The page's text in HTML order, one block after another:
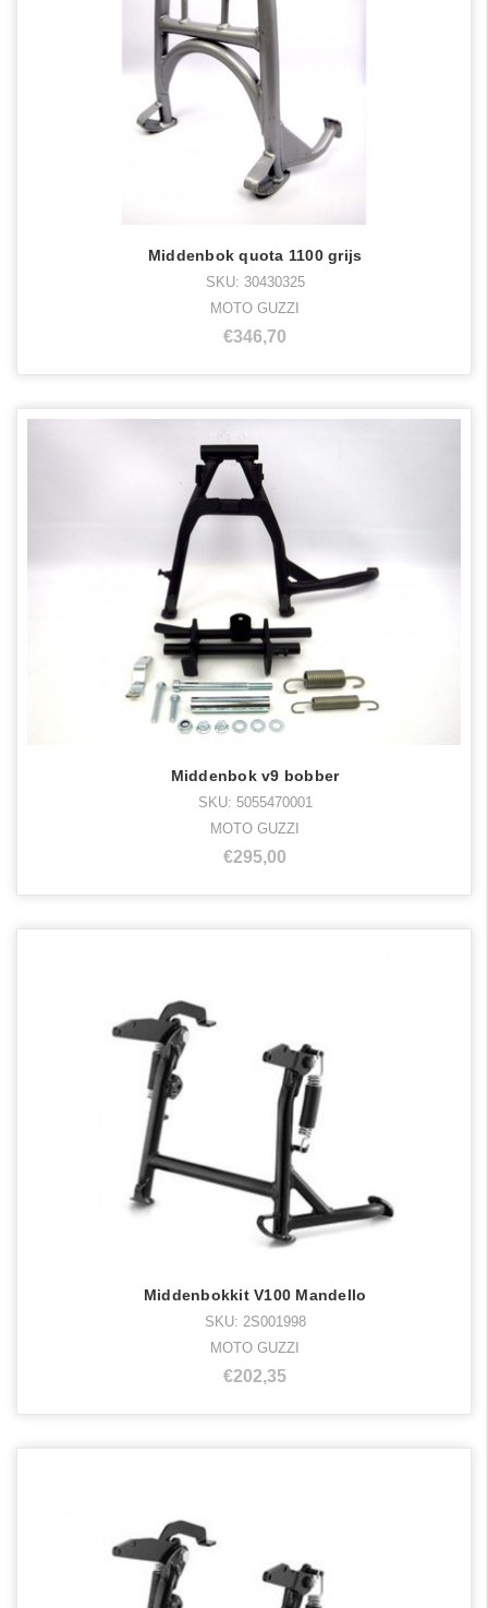
Middenbok quota 1100 grijs
SKU: 30430325
MOTO GUZZI
€346,70
Middenbok v9 bobber
SKU: 5055470001
MOTO GUZZI
€295,00
Middenbokkit V100 Mandello
SKU: 2S001998
MOTO GUZZI
€202,35